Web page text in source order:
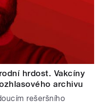
hrdost. Vakcíny
archivu
rešeršního